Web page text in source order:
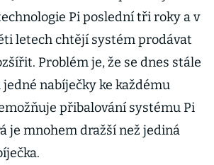
Pi poslední tři roky a v
letech chtějí systém prodávat
Problém je, že se dnes stále
nabíječky ke každému
přibalování systému Pi
je mnohem dražší než jediná